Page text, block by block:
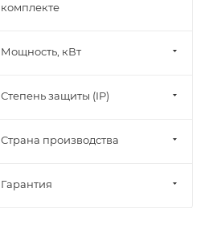
комплекте
Мощность, кВт
Степень защиты (IP)
Страна производства
Гарантия